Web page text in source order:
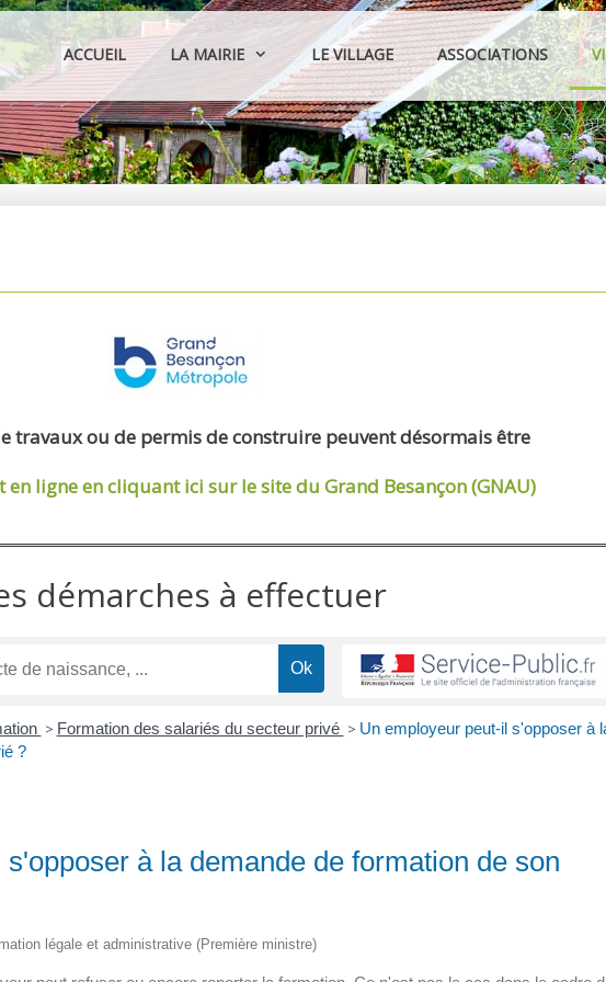
ACCUEIL LA MAIRIE LE VILLAGE ASSOCIATIONS
travaux ou de permis de construire peuvent désormais être
en ligneen cliquant ici sur le site du Grand Besançon (GNAU)
démarches à effectuer
> Formation des salariés du secteur privé > Un employeur peut-il s'opposer à
?
à la demande de formation de son
légale et administrative (Première ministre)